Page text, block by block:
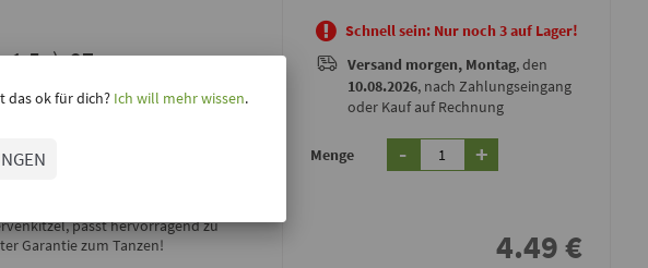
27g
Rooibos und schwarzer
passt hervorragend zu
Garantie zum Tanzen!
Schnell sein: Nur noch 3 auf Lager!
Versand morgen, Montag, den
10.08.2026, nach Zahlungseingang
oder Kauf auf Rechnung
Menge - +
4.49€
das ok für dich?Ich will mehr wissen.